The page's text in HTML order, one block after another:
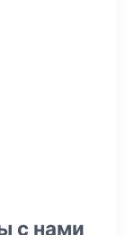
с нами